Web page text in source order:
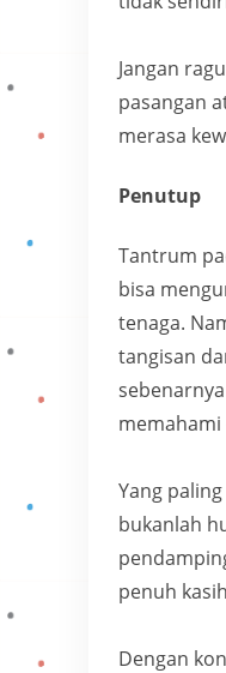
Jangan
pasangan
merasa
Penutup
Tantrum
bisa
tenaga.
tangisan
Yang
bukanlah
penuh
Dengan